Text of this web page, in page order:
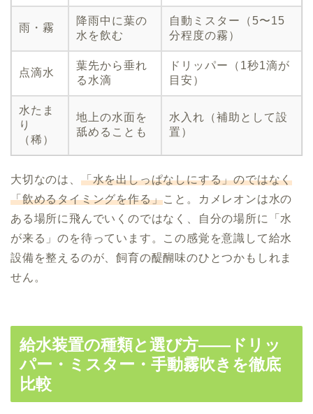
雨・霧
降雨中に葉の
水を飲む
自動ミスター（5〜15
分程度の霧）
点滴水
葉先から垂れ
る水滴
ドリッパー（1秒1滴が
目安）
水たま
り
（稀）
地上の水面を
舐めることも
水入れ（補助として設
置）
大切なのは、 「水を出しっぱなしにする」のではなく
「飲めるタイミングを作る」こと。カメレオンは水の
ある場所に飛んでいくのではなく、自分の場所に「水
が来る」のを待っています。この感覚を意識して給水
設備を整えるのが、飼育の醍醐味のひとつかもしれま
せん。
給水装置の種類と選び方——ドリッ
パー・ミスター・手動霧吹きを徹底
比較